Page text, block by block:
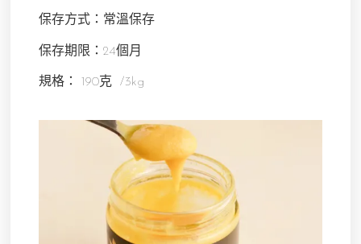
保存方式：常溫保存
保存期限：24個月
規格： 190克 /3kg